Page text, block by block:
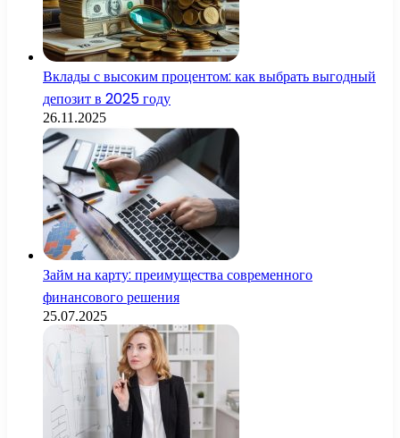
Вклады с высоким процентом: как выбрать выгодный
депозит в 2025 году
26.11.2025
Займ на карту: преимущества современного
финансового решения
25.07.2025